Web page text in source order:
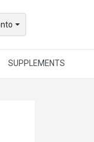
SUPPLEMENTS